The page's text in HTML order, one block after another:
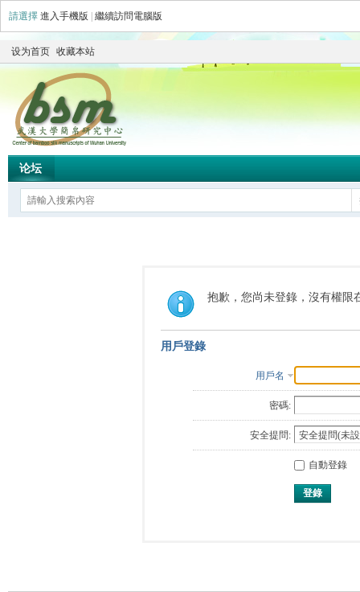
請選擇 進入手機版 繼續訪問電腦版
设为首页 收藏本站
论坛
抱歉，您尚未登錄，沒有權限
用戶登錄
用戶名
密碼:
安全提問:
自動登錄
登錄